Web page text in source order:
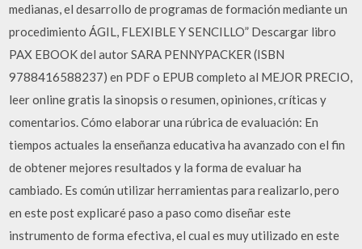
medianas, el desarrollo de programas de formación mediante un
procedimiento ÁGIL, FLEXIBLE Y SENCILLO” Descargar libro
PAX EBOOK del autor SARA PENNYPACKER (ISBN
9788416588237) en PDF o EPUB completo al MEJOR PRECIO,
leer online gratis la sinopsis o resumen, opiniones, críticas y
comentarios. Cómo elaborar una rúbrica de evaluación: En
tiempos actuales la enseñanza educativa ha avanzado con el fin
de obtener mejores resultados y la forma de evaluar ha
cambiado. Es común utilizar herramientas para realizarlo, pero
en este post explicaré paso a paso como diseñar este
instrumento de forma efectiva, el cual es muy utilizado en este